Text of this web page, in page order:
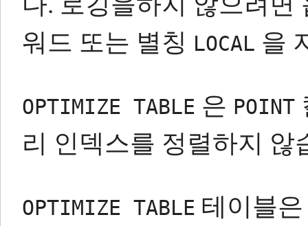
워드 또는 별칭 LOCAL 을
OPTIMIZE TABLE 은 POINT
리 인덱스를 정렬하지 않
OPTIMIZE TABLE 테이블